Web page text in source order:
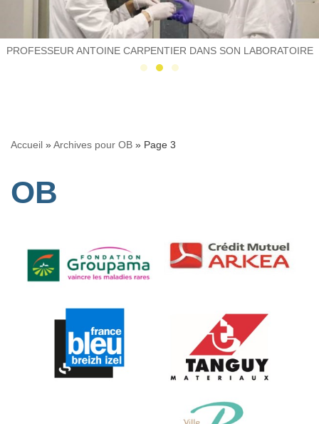
PROFESSEUR ANTOINE CARPENTIER DANS SON LABORATOIRE
Accueil »Archives pour OB » Page 3
OB